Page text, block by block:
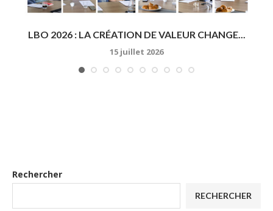
LBO 2026 : LA CRÉATION DE VALEUR CHANGE...
15 juillet 2026
Rechercher
RECHERCHER